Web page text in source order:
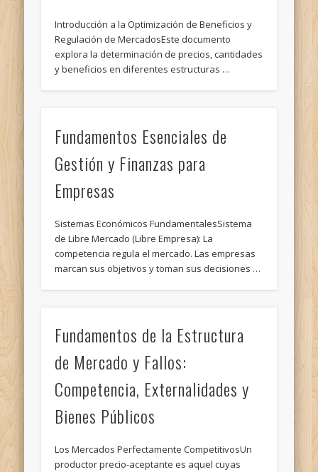
Introducción a la Optimización de Beneficios y
Regulación de MercadosEste documento
explora la determinación de precios, cantidades
y beneficios en diferentes estructuras …
Fundamentos Esenciales de
Gestión y Finanzas para
Empresas
Sistemas Económicos FundamentalesSistema
de Libre Mercado (Libre Empresa): La
competencia regula el mercado. Las empresas
marcan sus objetivos y toman sus decisiones …
Fundamentos de la Estructura
de Mercado y Fallos:
Competencia, Externalidades y
Bienes Públicos
Los Mercados Perfectamente CompetitivosUn
productor precio-aceptante es aquel cuyas